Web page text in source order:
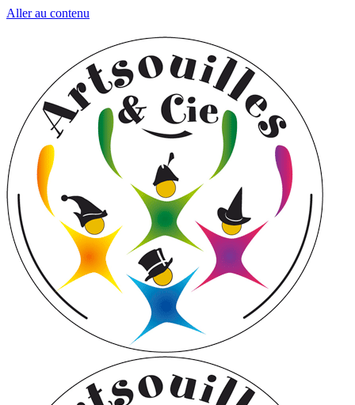
Aller au contenu